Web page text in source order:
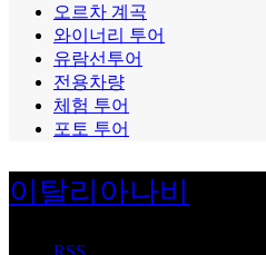
오르차 계곡
와이너리 투어
유람선투어
전용차량
체험 투어
포토 투어
이탈리아나비
RSS